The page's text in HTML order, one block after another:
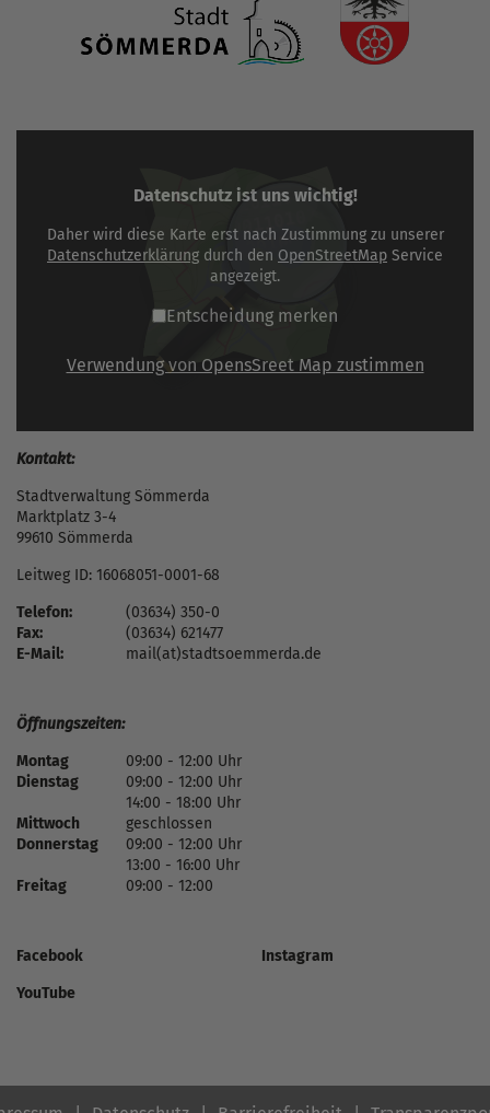
Datenschutz ist uns wichtig!
Daher wird diese Karte erst nach Zustimmung zu unserer
Datenschutzerklärung durch den OpenStreetMap Service
angezeigt.
Entscheidung merken
Verwendung von OpensSreet Map zustimmen
Kontakt:
Stadtverwaltung Sömmerda
Marktplatz 3-4
99610 Sömmerda
Leitweg ID: 16068051-0001-68
Telefon:
(03634) 350-0
Fax:
(03634) 621477
E-Mail:
mail(at)stadtsoemmerda.de
Öffnungszeiten:
Montag
09:00 - 12:00 Uhr
Dienstag
09:00 - 12:00 Uhr
14:00 - 18:00 Uhr
Mittwoch
geschlossen
Donnerstag
09:00 - 12:00 Uhr
13:00 - 16:00 Uhr
Freitag
09:00 - 12:00
Facebook
Instagram
YouTube